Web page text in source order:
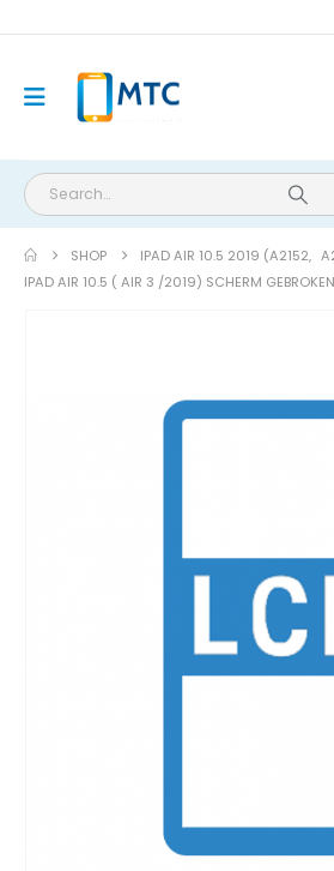
SHOP IPAD AIR 10.5 2019 (A2152,
IPAD AIR 10.5 ( AIR 3 /2019) SCHERM